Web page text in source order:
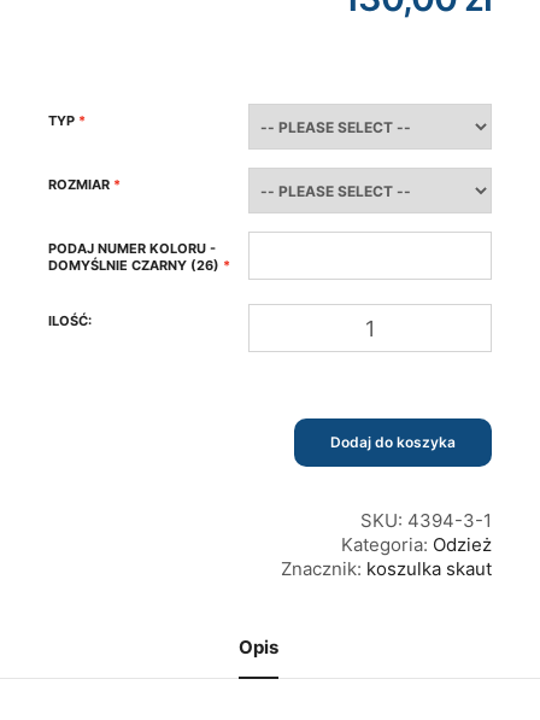
TYP
ROZMIAR
PODAJ NUMER KOLORU -
DOMYŚLNIE CZARNY (26)
ilość
Dodaj do koszyka
SKU: 4394-3-1
Kategoria: Odzież
Znacznik: koszulka skaut
Opis